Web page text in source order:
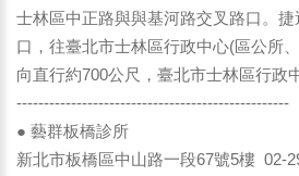
士林區中正路與與基河路交叉路口。
口，往臺北市士林區行政中心(區公所
向直行約700公尺，臺北市士林區行政
--------------------------------------------------
● 藝群板橋診所
新北市板橋區中山路一段67號5樓 02-